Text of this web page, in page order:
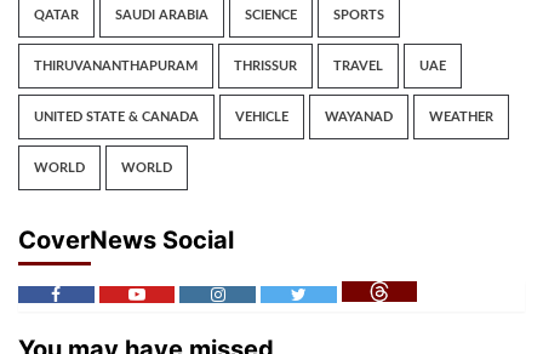
QATAR SAUDI ARABIA SCIENCE SPORTS
THIRUVANANTHAPURAM THRISSUR TRAVEL UAE
UNITED STATE & CANADA VEHICLE WAYANAD WEATHER
WORLD WORLD
CoverNews Social